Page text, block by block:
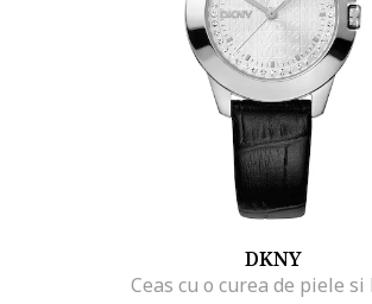
DKNY